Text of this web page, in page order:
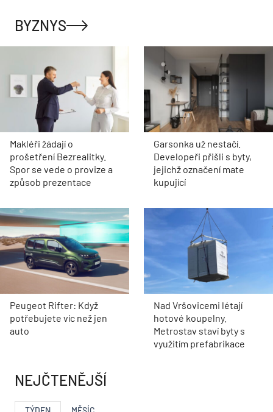
BYZNYS
Makléři žádají o
prošetření Bezrealitky.
Spor se vede o provize a
způsob prezentace
Garsonka už nestačí.
Developeři přišli s byty,
jejichž označení mate
kupující
Peugeot Rifter: Když
potřebujete víc než jen
auto
Nad Vršovicemi létají
hotové koupelny.
Metrostav staví byty s
využitím prefabrikace
NEJČTENĚJŠÍ